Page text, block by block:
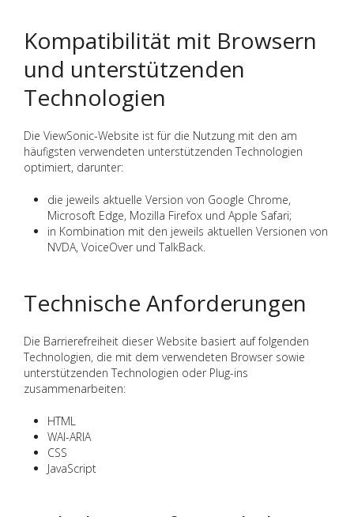
Kompatibilität mit Browsern
und unterstützenden
Technologien
Die ViewSonic-Website ist für die Nutzung mit den am
häufigsten verwendeten unterstützenden Technologien
optimiert, darunter:
die jeweils aktuelle Version von Google Chrome,
Microsoft Edge, Mozilla Firefox und Apple Safari;
in Kombination mit den jeweils aktuellen Versionen von
NVDA, VoiceOver und TalkBack.
Technische Anforderungen
Die Barrierefreiheit dieser Website basiert auf folgenden
Technologien, die mit dem verwendeten Browser sowie
unterstützenden Technologien oder Plug-ins
zusammenarbeiten:
HTML
WAI-ARIA
CSS
JavaScript